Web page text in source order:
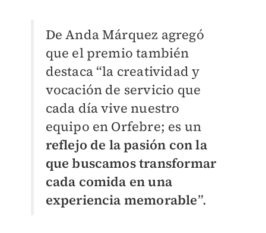
De Anda Márquez agregó
que el premio también
destaca “la creatividad y
vocación de servicio que
cada día vive nuestro
equipo en Orfebre; es un
reflejo de la pasión con la
que buscamos transformar
cada comida en una
experiencia memorable”.